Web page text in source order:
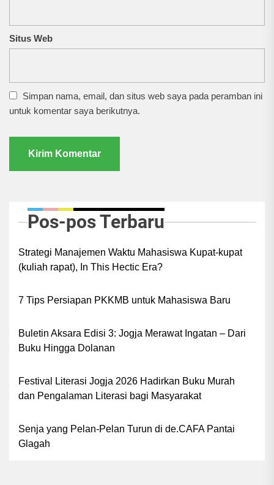
Situs Web
Simpan nama, email, dan situs web saya pada peramban ini
untuk komentar saya berikutnya.
Pos-pos Terbaru
Strategi Manajemen Waktu Mahasiswa Kupat-kupat
(kuliah rapat), In This Hectic Era?
7 Tips Persiapan PKKMB untuk Mahasiswa Baru
Buletin Aksara Edisi 3: Jogja Merawat Ingatan – Dari
Buku Hingga Dolanan
Festival Literasi Jogja 2026 Hadirkan Buku Murah
dan Pengalaman Literasi bagi Masyarakat
Senja yang Pelan-Pelan Turun di de.CAFA Pantai
Glagah